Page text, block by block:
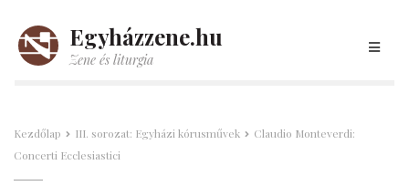
Egyházzene.hu
Zene és liturgia
Kezdőlap III. sorozat: Egyházi kórusművek
Claudio Monteverdi:
Concerti Ecclesiastici